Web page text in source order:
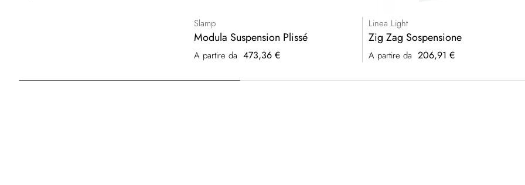
Slamp
Modula Suspension Plissé
A partire da 473,36 €
Linea Light
Zig Zag Sospensione
A partire da 206,91 €